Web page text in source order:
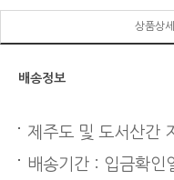
상품상
배송정보
제주도 및 도서산간
배송기간 : 입금확